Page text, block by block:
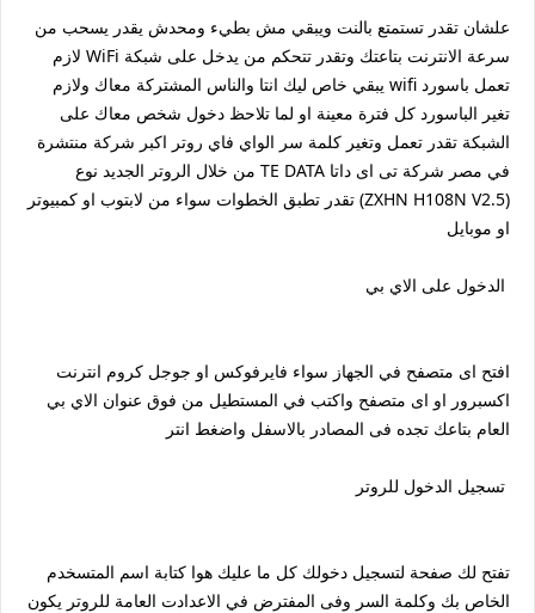
علشان تقدر تستمتع بالنت ويبقي مش بطيء ومحدش يقدر يسحب من
سرعة الانترنت بتاعتك وتقدر تتحكم من يدخل على شبكة WiFi لازم
تعمل باسورد wifi يبقي خاص ليك انتا والناس المشتركة معاك ولازم
تغير الباسورد كل فترة معينة او لما تلاحظ دخول شخص معاك على
الشبكة تقدر تعمل وتغير كلمة سر الواي فاي روتر اكبر شركة منتشرة
في مصر شركة تى اى داتا TE DATA من خلال الروتر الجديد نوع
(ZXHN H108N V2.5) تقدر تطبق الخطوات سواء من لابتوب او كمبيوتر
او موبايل
الدخول على الاي بي
افتح اى متصفح في الجهاز سواء فايرفوكس او جوجل كروم انترنت
اكسبرور او اى متصفح واكتب في المستطيل من فوق عنوان الاي بي
العام بتاعك تجده فى المصادر بالاسفل واضغط انتر
تسجيل الدخول للروتر
تفتح لك صفحة لتسجيل دخولك كل ما عليك هوا كتابة اسم المتسخدم
الخاص بك وكلمة السر وفى المفترض في الاعدادت العامة للروتر يكون